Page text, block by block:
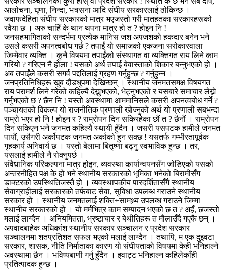
आलोचना, घृणा, निन्दा, भत्र्सना आदि संघीय सरकारलाई ठोकिन्छ ।
जवाफदेहिता संघीय सरकारको मात्र भएजस्तो गरी मातहतका सरकारहरूको
रवैया छ । अरु चाहिँ के थान थपना मात्र हो त ? होइन नि !
जनसहभागिताको सन्दर्भमा प्रत्येक मानिस जश अपजशको हकदार बनेन भने
उसले कसरी अपनत्वबोध गर्छ ? तपाईं यो समाजको एकजना सरोकारवाला
जिम्मेवार व्यक्ति । कुनै विषयमा तपाईंको संस्थागत वा व्यक्तिगत राय लिने काम
गरियो ? गरिएन नै होला ! यसको अर्थ तपाई बेवास्ताको शिकार बन्नुभएको हो ।
अब तपाईंले कसरी सगर्व पद्दतिलाई ग्रहण गर्नुहुन्छ ? गर्नुहुन्न ।
जनप्रतिनिधिहरू खुब दौडधुपमा देखिन्छन् । स्थानीय जनमतसमक्ष विषयगत
राय परामर्श लिने गरेको कहिल्यै देख्नुभएको, भेट्नुभएको र यसबारे समाचार लेख्ने
गर्नुभएको छ ? छैन नि ! यस्तो अवस्थामा आममानिसले कसरी अपनत्वबोध गर्ने ?
पञ्चायतको विकल्प यो राजनीतिक प्रणाली खोज्नुको अर्थ यो प्रणाली सबभन्दा
राम्रो भएर हो नि ! होइन र ? राम्रोपन दिन सकिरहेका छौं त ? छैनौं । राम्रोपन
दिन सकिएन भने जनमत कहिल्यै स्थायी हुँदैन । जसरी यसपटक हामीले जनमत
पायौं, उसैगरी अर्कोपटक जनमत अर्काको हुन सक्छ ! यसतर्फ गम्भीरतापूर्वक
गृहकार्य अनिवार्य छ । यस्तो बेलामा बितृष्णा बढ्नु स्वभाविक हुन्छ । तर,
यसलाई हामीले नै रोक्नुपर्छ ।
संवैधानिक परिकल्पना मात्र होइन, व्यवस्था कार्यान्वयनसँग जोडिएको यसको
अन्तरनीहित पक्ष के हो भने स्थानीय सरकारको भूमिका भनेको बिरामीसँग
डाक्टरको उपस्थितिजस्तै हो । व्यवस्थापकीय पारदर्शितासँगै स्थानीय
सेवाग्राहीलाई सरकारको तर्फबाट सेवा, सुविधा उपलब्ध गराउने स्थानीय
सरकार हो । स्थानीय जनमतलाई शक्ति÷सामथ्र्य उपलब्ध गराउने जिम्मा
स्थानीय सरकारको हो । यो मर्मभित्र काम सम्पादन भएको छ त ? अहँ, छजस्तो
मलाई लाग्दैन । अनियमितता, भ्रष्टाचार र बेथीतिहरू त मौलाउँदै गएकै छन् ।
अपवादबाहेक अधिकांश स्थानीय सरकार सञ्चालन र प्रदेश सरकार
सञ्चालनमा शतप्रतिशत सफल भएको मलाई लाग्दैन । तथापि, म एक दुइवटा
सरकार, शासक, नीति निर्माताका कारण यो संघीयताको विषयमा केही भनिहाल्ने
अवस्थामा छैन । भविष्यबाणी गर्नु हुँदैन । झ्वाट्ट भनिहाल्न कहिलेकाँही
प्रतित्पादक हुन्छ ।